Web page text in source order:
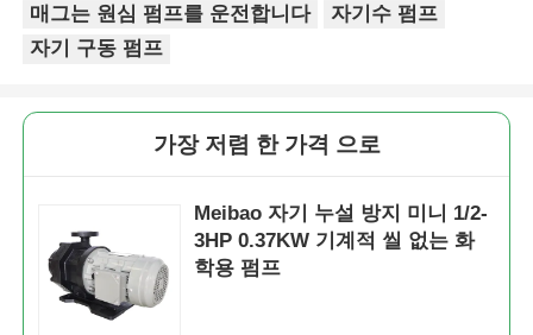
매그는 원심 펌프를 운전합니다
자기수 펌프
자기 구동 펌프
가장 저렴 한 가격 으로
Meibao 자기 누설 방지 미니 1/2-
3HP 0.37KW 기계적 씰 없는 화
학용 펌프